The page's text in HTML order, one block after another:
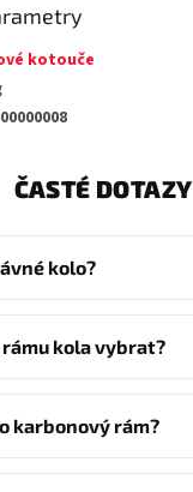
kotouče
ČASTÉ DOTAZY
kolo?
kola vybrat?
karbonový rám?